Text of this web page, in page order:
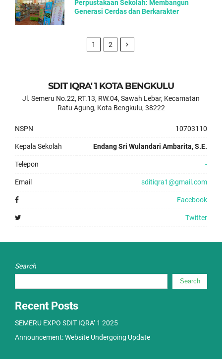
Perpustakaan Sekolah: Membangun
Generasi Cerdas dan Berkarakter
1 2
SDIT IQRA' 1 KOTA BENGKULU
Jl. Semeru No.22, RT.13, RW.04, Sawah Lebar, Kecamatan
Ratu Agung, Kota Bengkulu, 38222
NSPN 10703110
Kepala Sekolah Endang Sri Wulandari Ambarita, S.E.
Telepon -
Email sditiqra1@gmail.com
Facebook
Twitter
Search
Search
Recent Posts
SEMERU EXPO SDIT IQRA’ 1 2025
Announcement: Website Undergoing Update